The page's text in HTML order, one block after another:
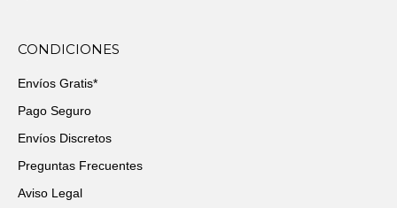
CONDICIONES
Envíos Gratis*
Pago Seguro
Envíos Discretos
Preguntas Frecuentes
Aviso Legal